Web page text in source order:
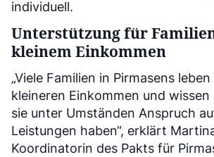
individuell.
Unterstützung für
kleinem Einkommen
„Viele Familien in Pirmasens
kleineren Einkommen und
sie unter Umständen Anspruch
Leistungen haben“, erklärt
Koordinatorin des Pakts für